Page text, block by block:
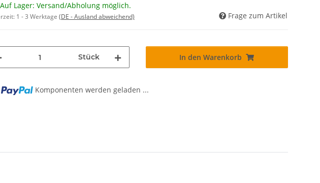
Auf Lager: Versand/Abholung möglich.
1 - 3 Werktage (DE - Ausland abweichend) Frage zum Artikel
Stück In den Warenkorb
Komponenten werden geladen ...